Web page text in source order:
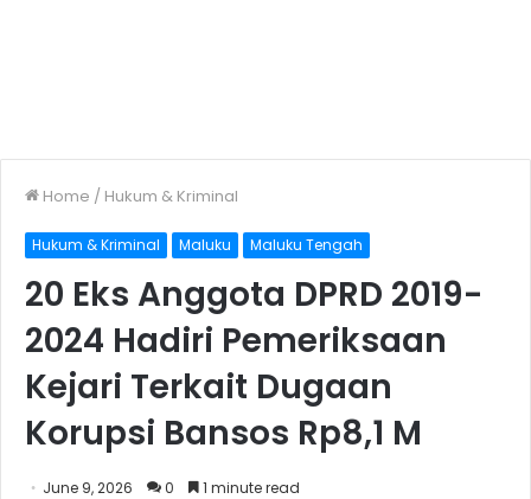
Home / Hukum & Kriminal
Hukum & Kriminal Maluku Maluku Tengah
20 Eks Anggota DPRD 2019-
2024 Hadiri Pemeriksaan
Kejari Terkait Dugaan
Korupsi Bansos Rp8,1 M
June 9, 2026 0 1 minute read